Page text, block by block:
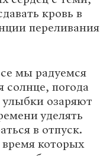
кровь в
переливания
мы радуемся
погода
озаряют
уделять
в отпуск.
которых